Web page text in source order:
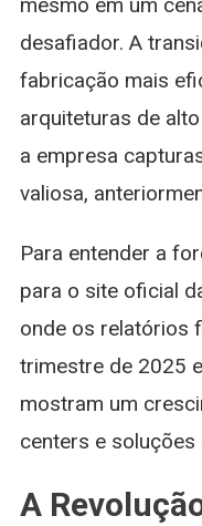
desafiador. A
fabricação mais
arquiteturas de
a empresa
valiosa,
Para entender a
para o site oficial
onde os relatórios
trimestre de 2025
mostram um
centers e soluções
A